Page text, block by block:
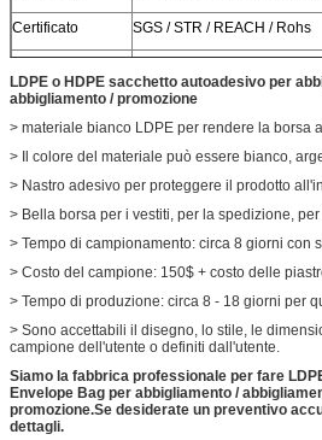
Certificato SGS / STR / REACH / Rohs
design, imballaggio sono i
LDPE o HDPE sacchetto autoadesivo per
abbigliamento / promozione
> materiale bianco LDPE per rendere la borsa
> Il colore del materiale può essere bianco,
> Nastro adesivo per proteggere il prodotto
> Bella borsa per i vestiti, per la spedizione,
> Tempo di campionamento: circa 8 giorni con
> Costo del campione: 150$ + costo delle
> Tempo di produzione: circa 8 - 18 giorni per
> Sono accettabili il disegno, lo stile, le
campione dell'utente o definiti dall'utente.
Siamo la fabbrica professionale per fare
Envelope Bag per abbigliamento /
promozione.Se desiderate un preventivo
dettagli.